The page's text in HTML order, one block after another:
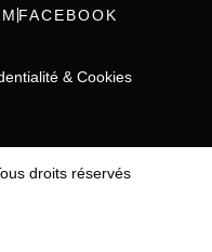
FACEBOOK
& Cookies
droits réservés